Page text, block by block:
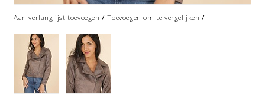
Aan verlanglijst toevoegen /Toevoegen om te vergelijken /